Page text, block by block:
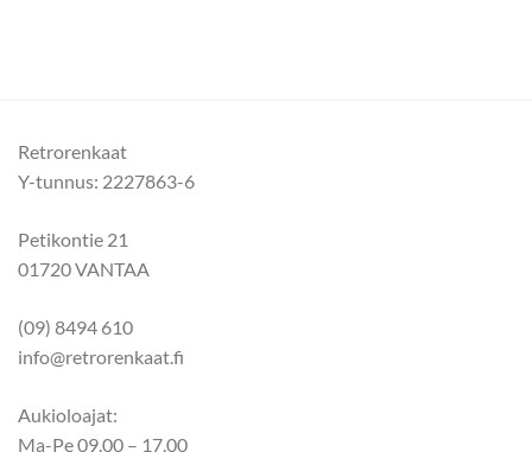
Retrorenkaat
Y-tunnus: 2227863-6
Petikontie 21
01720 VANTAA
(09) 8494 610
info@retrorenkaat.fi
Aukioloajat:
Ma-Pe 09.00 – 17.00